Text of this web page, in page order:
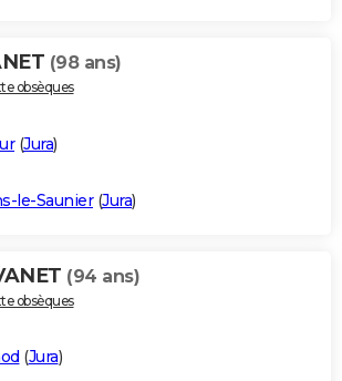
(98 ans)
obsèques
(Jura)
le-Saunier(Jura)
(94 ans)
obsèques
(Jura)